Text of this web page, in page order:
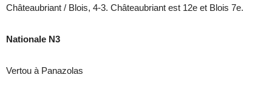
Châteaubriant / Blois, 4-3. Châteaubriant est 12e et Blois 7e.
Nationale N3
Vertou à Panazolas